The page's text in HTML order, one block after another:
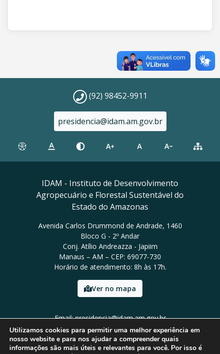
(92) 98452-9911
presidencia@idam.am.gov.br
IDAM - Instituto de Desenvolvimento
Agropecuário e Florestal Sustentável do
Estado do Amazonas
Avenida Carlos Drummond de Andrade, 1460
Bloco G - 2º Andar
Conj. Atílio Andreazza - Japiim
Manaus – AM – CEP: 69077-730
Horário de atendimento: 8h às 17h.
Ver no mapa
Email: presidencia@idam.am.gov.br
Tel: (92) 98452-9911
Utilizamos cookies para permitir uma melhor experiência em
nosso website e para nos ajudar a compreender quais
informações são mais úteis e relevantes para você. Por isso é